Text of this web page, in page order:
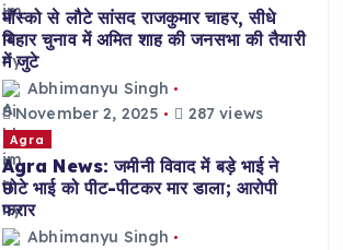
मॉस्को से लौटे सांसद राजकुमार चाहर, सीधे
बिहार चुनाव में अमित शाह की जनसभा की तैयारी
में जुटे
Abhimanyu Singh
November 2, 2025
287 views
Agra
Agra News: जमीनी विवाद में बड़े भाई ने
छोटे भाई को पीट-पीटकर मार डाला; आरोपी
फरार
Abhimanyu Singh